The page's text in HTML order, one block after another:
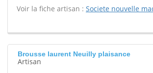
Voir la fiche artisan : Societe nouvelle
Brousse laurent Neuilly plaisance
Artisan